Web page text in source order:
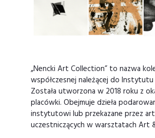
„Nencki Art Collection” to nazwa
współczesnej należącej do Instytutu
Została utworzona w 2018 roku z
placówki. Obejmuje dzieła
instytutowi lub przekazane przez
uczestniczących w warsztatach Art